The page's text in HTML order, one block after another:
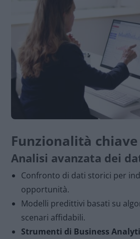
Funzionalità chiave
Analisi avanzata dei
Confronto di dati storici per
opportunità.
Modelli predittivi basati su
scenari affidabili.
Strumenti di Business